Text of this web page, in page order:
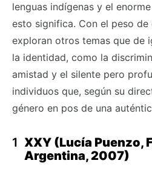
lenguas indígenas y el
esto significa. Con el peso de
exploran otros temas que de
la identidad, como la
amistad y el silente pero
individuos que, según su
género en pos de una
XXY (Lucía Puenzo,
Argentina, 2007)